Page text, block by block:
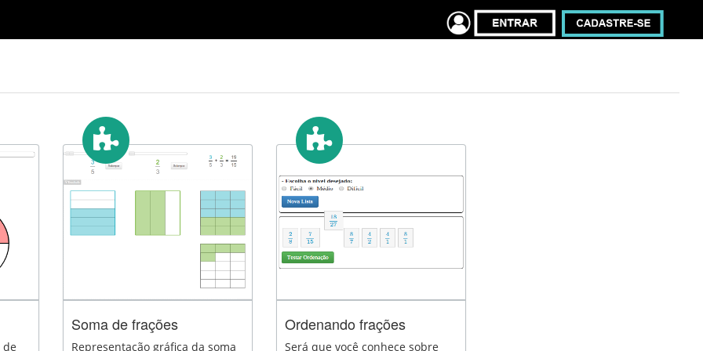
de
Soma de frações
Representação gráfica da soma
Ordenando frações
Será que você conhece sobre